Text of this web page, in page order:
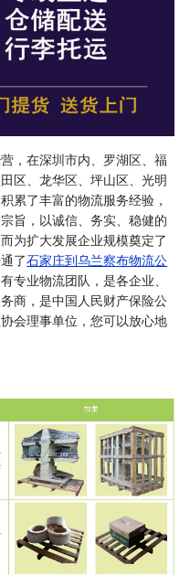
，在深圳市内、罗湖区、福
区、龙华区、坪山区、光明
累了丰富的物流服务经验，
旨，以诚信、务实、稳健的
为扩大发展企业规模奠定了
了石家庄到乌兰察布物流公
专业物流团队，是各企业、
商，是中国人民财产保险公
会理事单位，您可以放心地